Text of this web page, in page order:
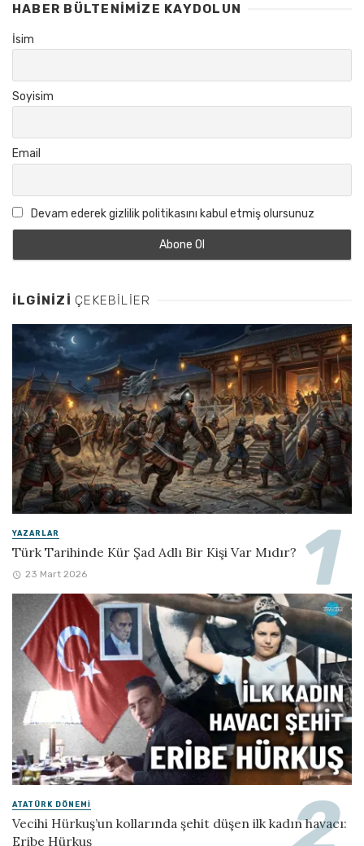
HABER BÜLTENIMIZE KAYDOLUN
İsim
Soyisim
Email
Devam ederek gizlilik politikasını kabul etmiş olursunuz
İLGINIZI ÇEKEBILIER
YAZARLAR
Türk Tarihinde Kür Şad Adlı Bir Kişi Var Mıdır?
23 Mart 2026
ATATÜRK DÖNEMI
Vecihi Hürkuş’un kollarında şehit düşen ilk kadın havacı:
Eribe Hürkuş